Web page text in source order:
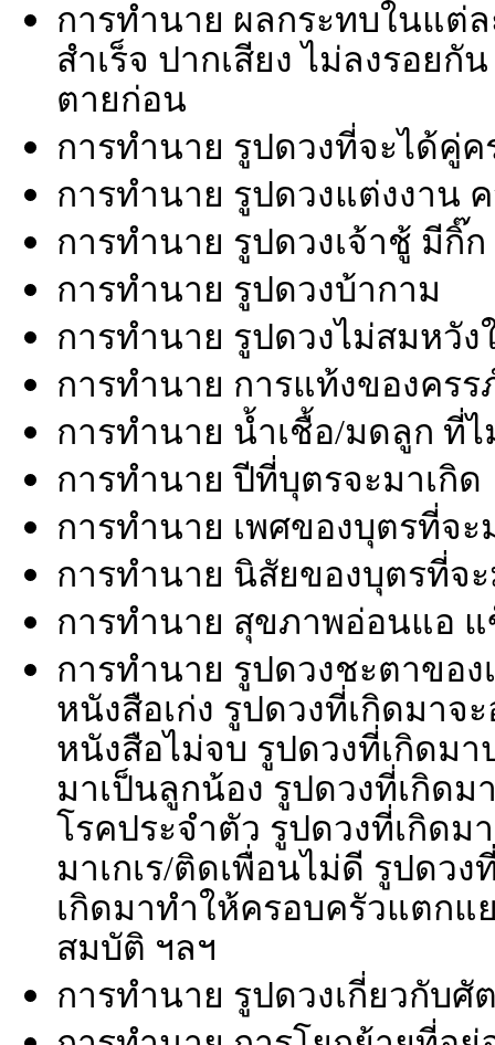
การทำนาย ผลกระทบในแต่
สำเร็จ ปากเสียง ไม่ลงรอย
ตายก่อน
การทำนาย รูปดวงที่จะได้คู่
การทำนาย รูปดวงแต่งงาน
การทำนาย รูปดวงเจ้าชู้ มีกิ๊ก
การทำนาย รูปดวงบ้ากาม
การทำนาย รูปดวงไม่สมหวั
การทำนาย การแท้งของคร
การทำนาย น้ำเชื้อ/มดลูก ที่
การทำนาย ปีที่บุตรจะมาเกิด
การทำนาย เพศของบุตรที่จะ
การทำนาย นิสัยของบุตรที่จะ
การทำนาย สุขภาพอ่อนแอ แ
การทำนาย รูปดวงชะตาขอ
หนังสือเก่ง รูปดวงที่เกิดมาจ
หนังสือไม่จบ รูปดวงที่เกิดมา
มาเป็นลูกน้อง รูปดวงที่เกิดม
โรคประจำตัว รูปดวงที่เกิด
มาเกเร/ติดเพื่อนไม่ดี รูปดว
เกิดมาทำให้ครอบครัวแตก
สมบัติ ฯลฯ
การทำนาย รูปดวงเกี่ยวกับ